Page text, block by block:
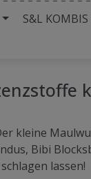
S&L KOMBIS
kleine
Bibi
lassen!